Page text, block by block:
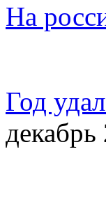
На
Год
декабрь